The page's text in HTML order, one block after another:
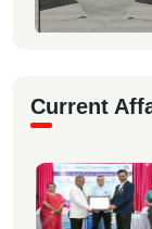
Current